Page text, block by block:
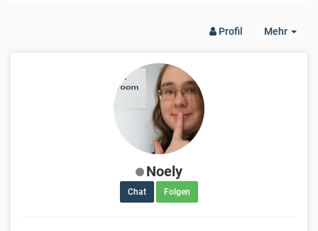
Mehr
Profil
Noely
Chat Folgen